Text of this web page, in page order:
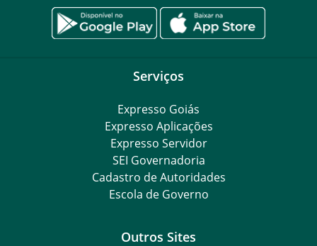
Serviços
Expresso Goiás
Expresso Aplicações
Expresso Servidor
SEI Governadoria
Cadastro de Autoridades
Escola de Governo
Outros Sites